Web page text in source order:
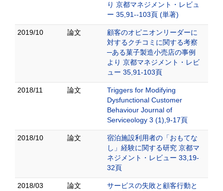
り 京都マネジメント・レビュ
ー 35,91--103頁 (単著)
2019/10 論文
顧客のオピニオンリーダーに
対するクチコミに関する考察
─ある菓子製造小売店の事例
より 京都マネジメント・レビ
ュー 35,91-103頁
2018/11 論文
Triggers for Modifying
Dysfunctional Customer
Behaviour Journal of
Serviceology 3 (1),9-17頁
2018/10 論文
宿泊施設利用者の「おもてな
し」経験に関する研究 京都マ
ネジメント・レビュー 33,19-
32頁
2018/03 論文
サービスの失敗と顧客行動と